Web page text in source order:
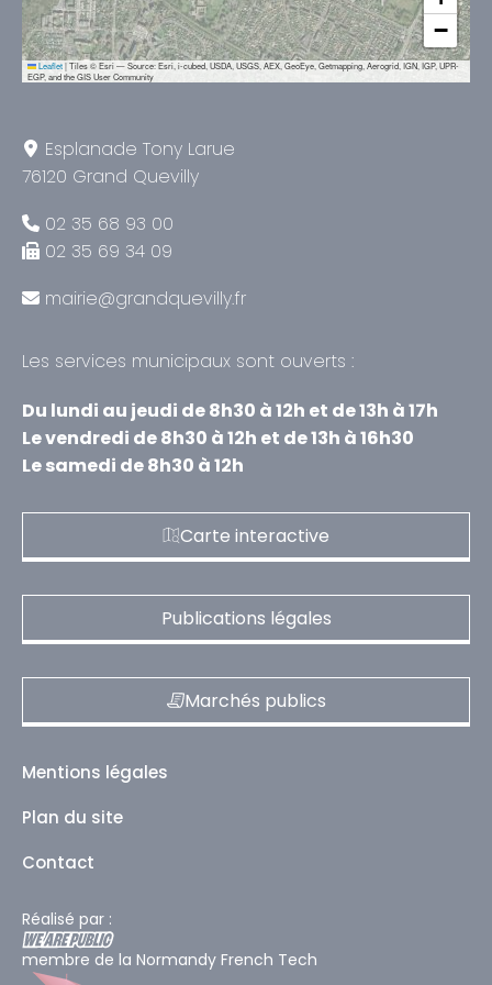
−
Leaflet |Tiles © Esri — Source: Esri, i-cubed, USDA, USGS, AEX, GeoEye, Getmapping, Aerogrid, IGN, IGP, UPR-
EGP, and the GIS User Community
Esplanade Tony Larue
76120 Grand Quevilly
02 35 68 93 00
02 35 69 34 09
mairie@grandquevilly.fr
Les services municipaux sont ouverts :
Du lundi au jeudi de 8h30 à 12h et de 13h à 17h
Le vendredi de 8h30 à 12h et de 13h à 16h30
Le samedi de 8h30 à 12h
Carte interactive
Publications légales
Marchés publics
Mentions légales
Plan du site
Contact
Réalisé par :
membre de la Normandy French Tech